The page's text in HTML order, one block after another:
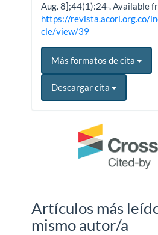
Aug. 8];44(1):24-. Available
https://revista.acorl.org.co/
cle/view/39
Más formatos de cita
Descargar cita
Artículos más
mismo autor/a